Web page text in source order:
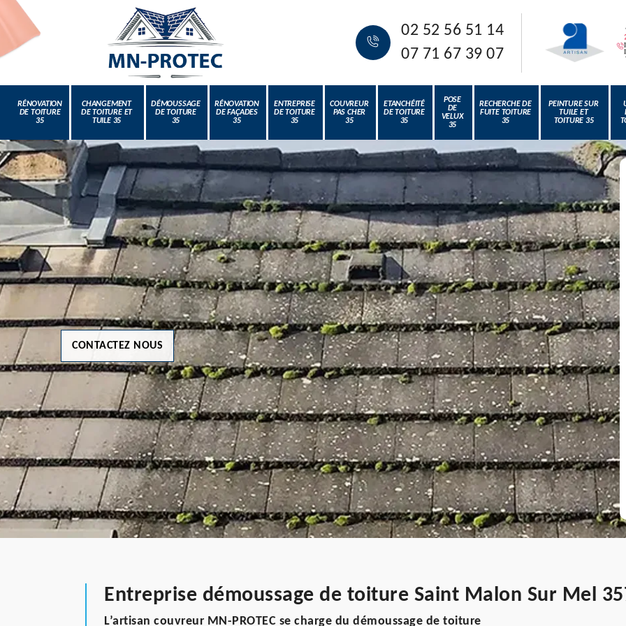
02 52 56 51 14
07 71 67 39 07
RÉNOVATION
DE TOITURE
35
CHANGEMENT
DE TOITURE ET
TUILE 35
DÉMOUSSAGE
DE TOITURE
35
RÉNOVATION
DE FAÇADES
35
ENTREPRISE
DE TOITURE
35
COUVREUR
PAS CHER
35
ETANCHÉITÉ
DE TOITURE
35
POSE
DE
VELUX
35
RECHERCHE DE
FUITE TOITURE
35
PEINTURE SUR
TUILE ET
TOITURE 35
CONTACTEZ NOUS
Entreprise démoussage de toiture Saint Malon Sur Mel
L’artisan couvreur MN-PROTEC se charge du démoussage de toiture